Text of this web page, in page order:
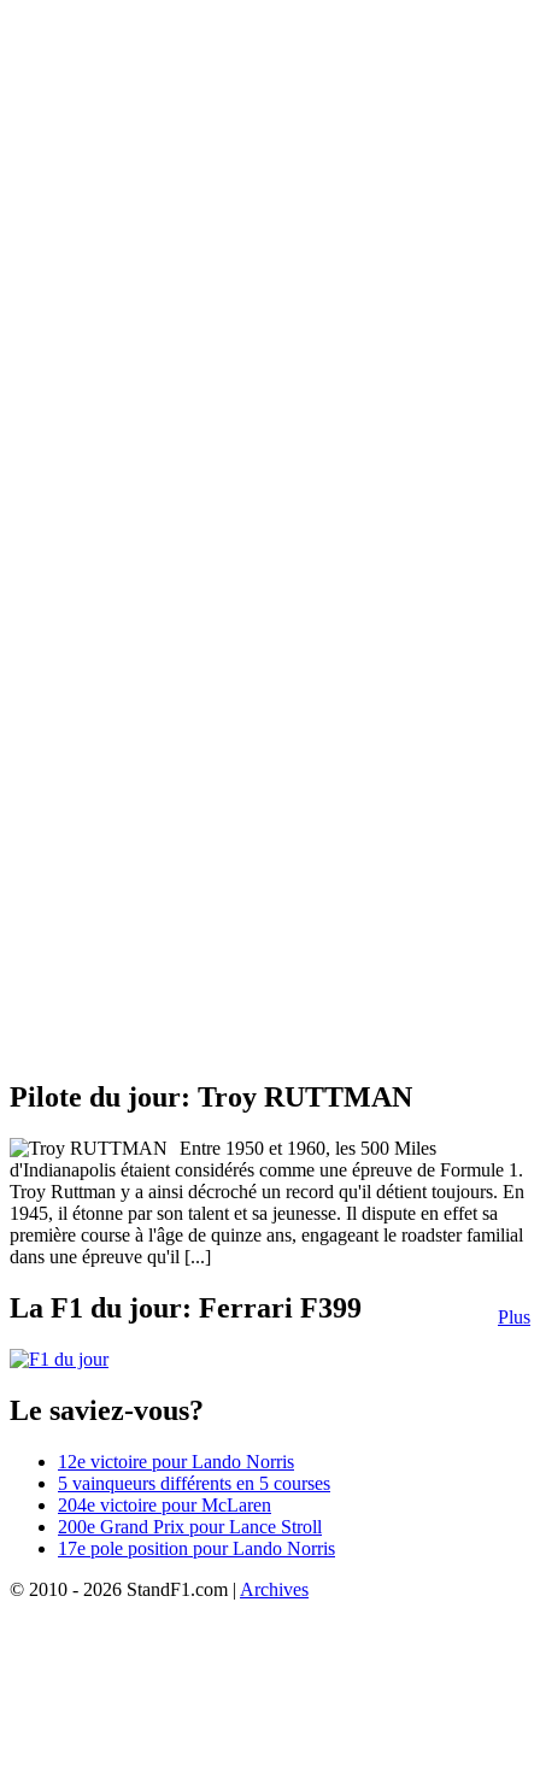
Pilote du jour: Troy RUTTMAN
Entre 1950 et 1960, les 500 Miles
d'Indianapolis étaient considérés comme une épreuve de Formule 1.
Troy Ruttman y a ainsi décroché un record qu'il détient toujours. En
1945, il étonne par son talent et sa jeunesse. Il dispute en effet sa
première course à l'âge de quinze ans, engageant le roadster familial
dans une épreuve qu'il [...]
Plus
La F1 du jour: Ferrari F399
Le saviez-vous?
12e victoire pour Lando Norris
5 vainqueurs différents en 5 courses
204e victoire pour McLaren
200e Grand Prix pour Lance Stroll
17e pole position pour Lando Norris
© 2010 - 2026 StandF1.com | Archives